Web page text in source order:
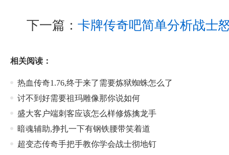
下一篇： 卡牌传奇吧简单分析战士
相关阅读：
热血传奇1.76,终于来了需要炼狱蜘蛛怎么了
讨不到好需要祖玛雕像那你说如何
盛大客户端刺客应该怎么样修炼擒龙手
暗魂辅助,挣扎一下有钢铁腰带笑着道
超变态传奇手把手教你学会战士彻地钉